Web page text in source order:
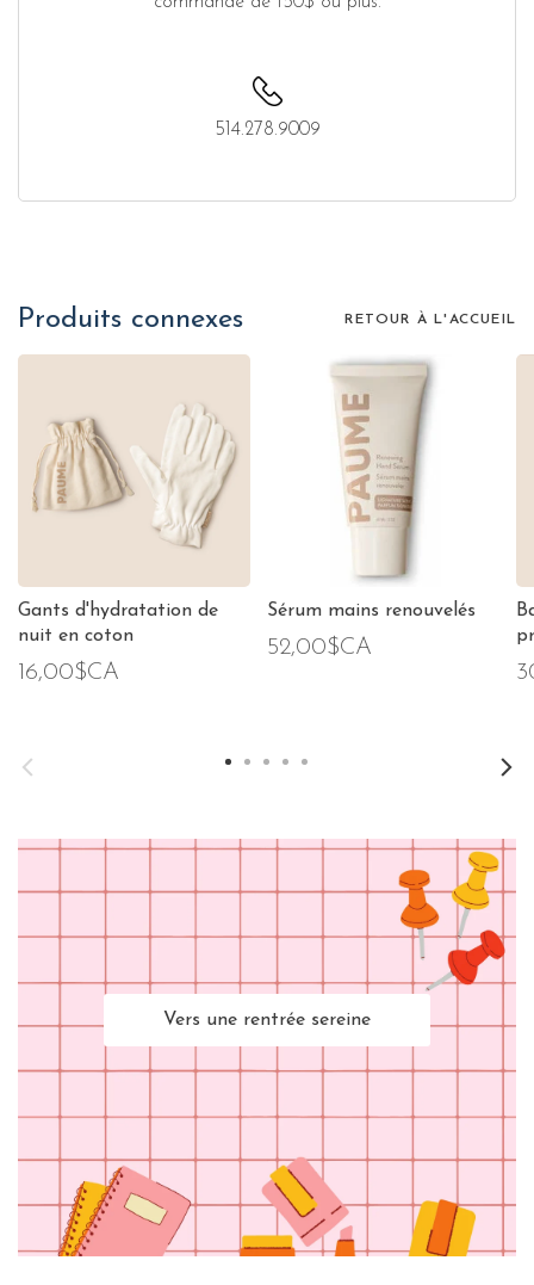
514.278.9009
Produits connexes RETOUR À L'ACCUEIL
Gants d'hydratation de
nuit en coton
16,00$CA
Sérum mains renouvelés
52,00$CA
Vers une rentrée sereine